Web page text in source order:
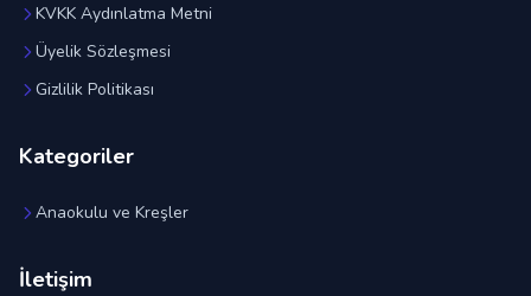
KVKK Aydınlatma Metni
Üyelik Sözleşmesi
Gizlilik Politikası
Kategoriler
Anaokulu ve Kreşler
İletişim